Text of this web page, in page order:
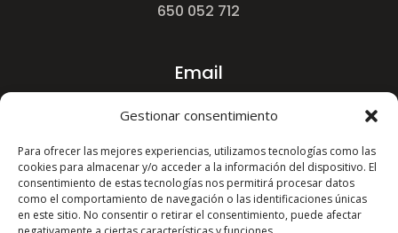
Gestionar consentimiento
Para ofrecer las mejores experiencias, utilizamos tecnologías como las
cookies para almacenar y/o acceder a la información del dispositivo. El
consentimiento de estas tecnologías nos permitirá procesar datos
como el comportamiento de navegación o las identificaciones únicas
en este sitio. No consentir o retirar el consentimiento, puede afectar
650 052 712
Email